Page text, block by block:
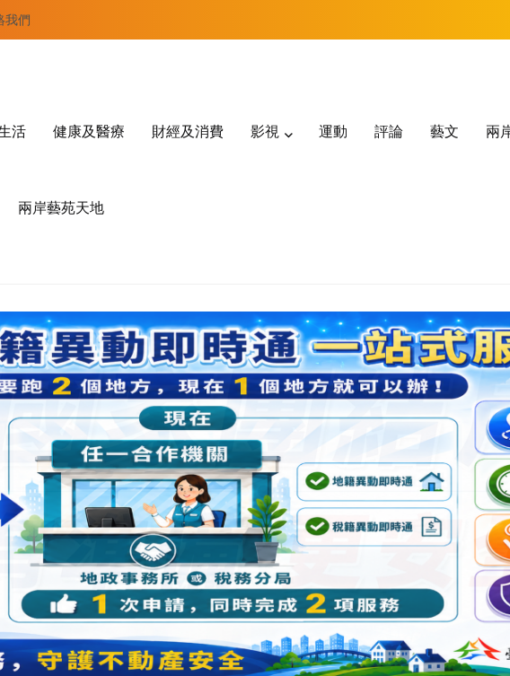
我們
活 健康及醫療 財經及消費 影視 運動 評論 藝文 兩
兩岸藝苑天地